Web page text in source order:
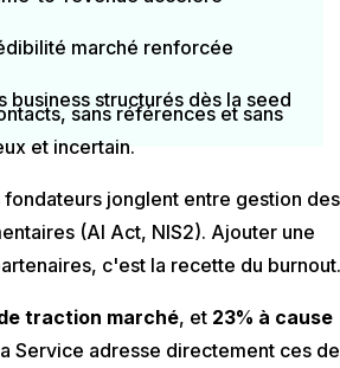
marché renforcée
business structurés dès la seed
sans références et sans
et incertain.
fondateurs jonglent entre gestion des
(AI Act, NIS2). Ajouter une
c'est la recette du
traction marché, et 23% à cause
Service adresse directement ces